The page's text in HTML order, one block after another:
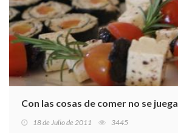
Con las cosas de comer no se juega
18 de Julio de 2011 3445